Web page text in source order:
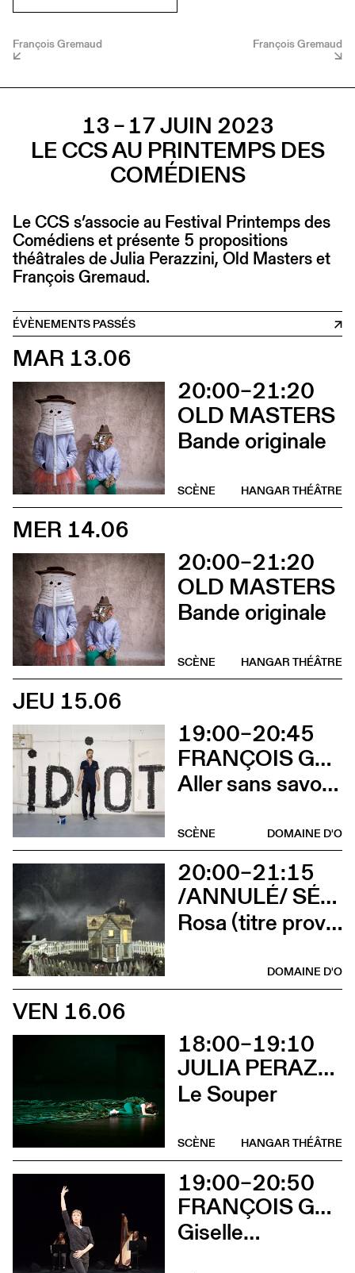
François Gremaud François Gremaud
13 – 17 JUIN 2023
LE CCS AU PRINTEMPS DES
COMÉDIENS
Le CCS s’associe au Festival Printemps des
Comédiens et présente 5 propositions
théâtrales de Julia Perazzini, Old Masters et
François Gremaud.
ÉVÈNEMENTS PASSÉS
MAR 13.06
20:00–21:20
OLD MASTERS
Bande originale
HANGAR THÉÂTRE
SCÈNE
MER 14.06
20:00–21:20
OLD MASTERS
Bande originale
HANGAR THÉÂTRE
SCÈNE
JEU 15.06
19:00–20:45
FRANÇOIS GREMAUD
Aller sans savoir où
DOMAINE D'O
SCÈNE
20:00–21:15
/ANNULÉ/ SÉVERINE CHAVRIER
Rosa (titre provisoire)
DOMAINE D'O
VEN 16.06
18:00–19:10
JULIA PERAZZINI
Le Souper
HANGAR THÉÂTRE
SCÈNE
19:00–20:50
FRANÇOIS GREMAUD
Giselle…